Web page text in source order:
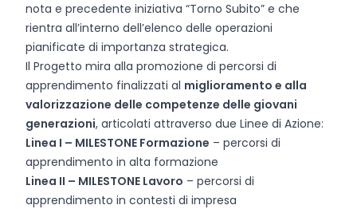
nota e precedente iniziativa “Torno Subito” e che
rientra all’interno dell’elenco delle operazioni
pianificate di importanza strategica.
Il Progetto mira alla promozione di percorsi di
apprendimento finalizzati al miglioramento e alla
valorizzazione delle competenze delle giovani
generazioni, articolati attraverso due Linee di Azione:
Linea I – MILESTONE Formazione – percorsi di
apprendimento in alta formazione
Linea II – MILESTONE Lavoro – percorsi di
apprendimento in contesti di impresa